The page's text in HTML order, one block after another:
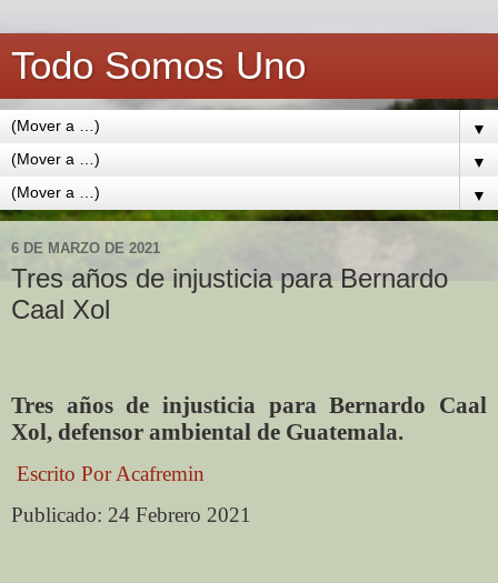
Todo Somos Uno
▼
▼
▼
6 DE MARZO DE 2021
Tres años de injusticia para Bernardo
Caal Xol
Tres años de injusticia para Bernardo Caal
Xol, defensor ambiental de Guatemala.
Escrito Por Acafremin
Publicado: 24 Febrero 2021